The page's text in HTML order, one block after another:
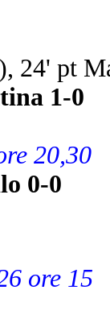
24' pt
1-0
20,30
0-0
ore 15